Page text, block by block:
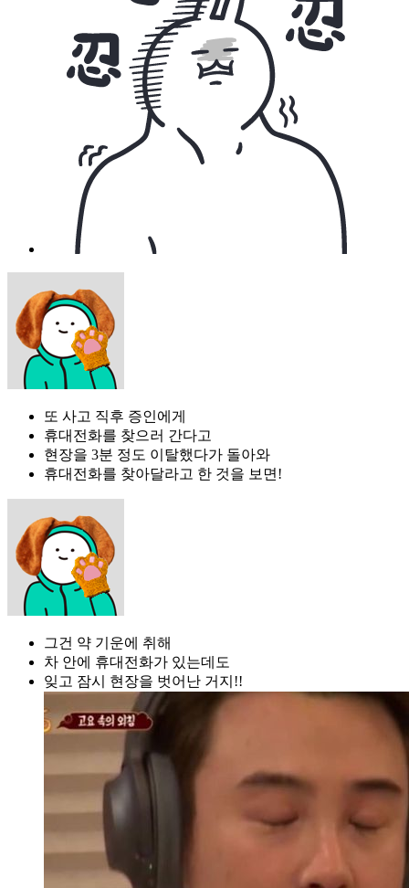
또 사고 직후 증인에게
휴대전화를 찾으러 간다고
현장을 3분 정도 이탈했다가 돌아와
휴대전화를 찾아달라고 한 것을 보면!
그건 약 기운에 취해
차 안에 휴대전화가 있는데도
잊고 잠시 현장을 벗어난 거지!!